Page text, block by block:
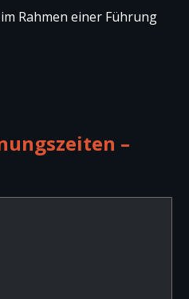
Rahmen einer Führung
–